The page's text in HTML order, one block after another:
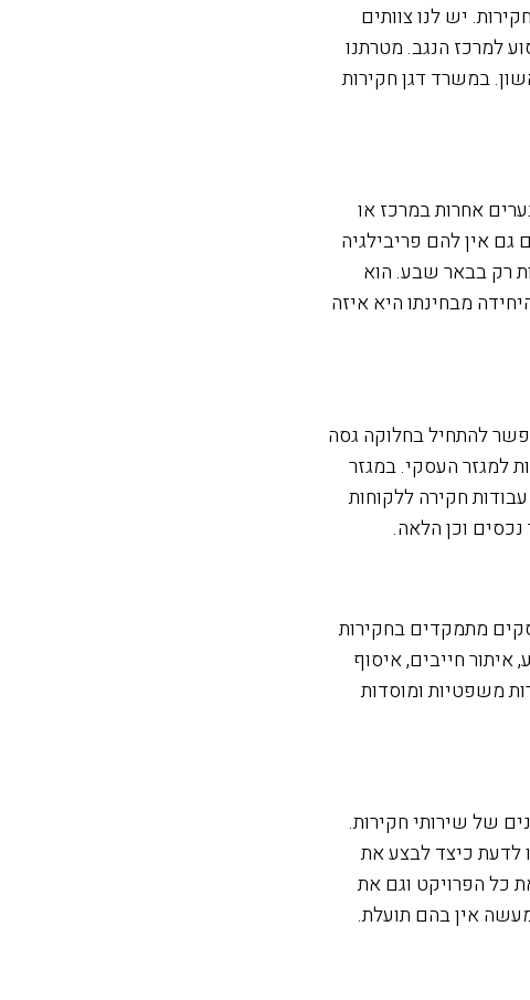
רחב של סוגי חקירות. יש לנו צוותים
למרכז הנגב. מטרתנו
במשרד דגן חקירות
אחרות במרכז או
אין להם פריבילגיה
רק בבאר שבע. הוא
מבחינתו היא איזה
להתחיל בחלוקה גסה
למגזר העסקי. במגזר
חקירה ללקוחות
נכסים וכן הלאה.
מתמקדים בחקירות
חייבים, איסוף
משפטיות ומוסדות
של שירותי חקירות.
לדעת כיצד לבצע את
כל הפרויקט וגם את
אין בהם תועלת.